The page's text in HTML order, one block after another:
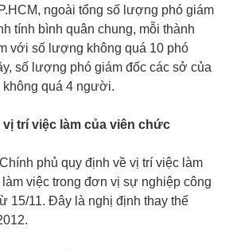
ngoài tổng số lượng phó giám
tính bình quân chung, mỗi thành
với số lượng không quá 10 phó
số lượng phó giám đốc các sở của
không quá 4 người.
trí việc làm của viên chức
phủ quy định về vị trí việc làm
việc trong đơn vị sự nghiệp công
15/11. Đây là nghị định thay thế